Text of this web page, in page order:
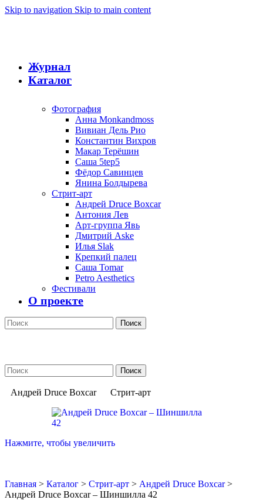
Skip to navigation Skip to main content
Журнал
Каталог
Фотография
Анна Monkandmoss
Вивиан Дель Рио
Константин Вихров
Макар Терёшин
Саша 5tep5
Фёдор Савинцев
Янина Болдырева
Стрит-арт
Андрей Druce Boxcar
Антония Лев
Арт-группа Явь
Дмитрий Aske
Илья Slak
Крепкий палец
Саша Tomar
Petro Aesthetics
Фестивали
О проекте
Поиск
Поиск
Андрей Druce Boxcar Стрит-арт
Нажмите, чтобы увеличить
Главная > Каталог > Стрит-арт > Андрей Druce Boxcar>
Андрей Druce Boxcar – Шиншилла 42